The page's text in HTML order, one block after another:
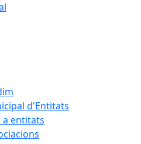
d'Entitats
a entitats